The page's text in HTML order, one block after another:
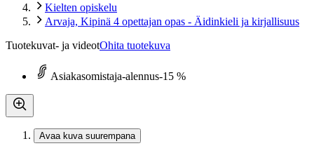
Kielten opiskelu
Arvaja, Kipinä 4 opettajan opas - Äidinkieli ja kirjallisuus
Tuotekuvat- ja videotOhita tuotekuva
Asiakasomistaja-alennus-15 %
Avaa kuva suurempana